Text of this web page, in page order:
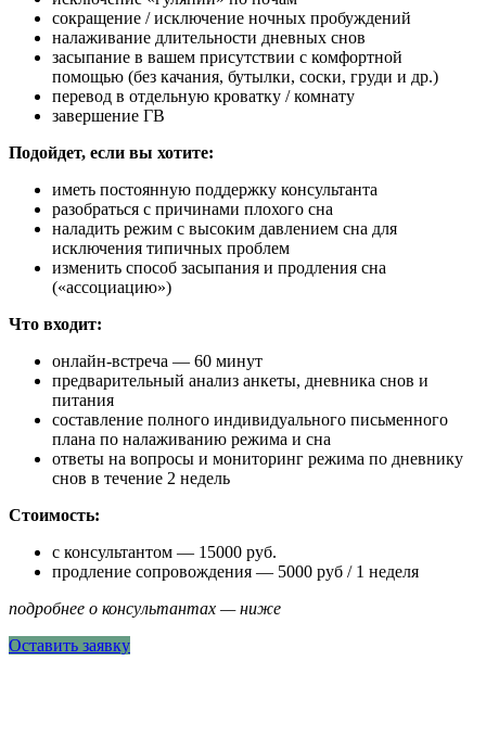
сокращение / исключение ночных пробуждений
налаживание длительности дневных снов
засыпание в вашем присутствии с комфортной
помощью (без качания, бутылки, соски, груди и др.)
перевод в отдельную кроватку / комнату
завершение ГВ
Подойдет, если вы хотите:
иметь постоянную поддержку консультанта
разобраться с причинами плохого сна
наладить режим с высоким давлением сна для
исключения типичных проблем
изменить способ засыпания и продления сна
(«ассоциацию»)
Что входит:
онлайн-встреча — 60 минут
предварительный анализ анкеты, дневника снов и
питания
составление полного индивидуального письменного
плана по налаживанию режима и сна
ответы на вопросы и мониторинг режима по дневнику
снов в течение 2 недель
Стоимость:
с консультантом — 15000 руб.
продление сопровождения — 5000 руб / 1 неделя
подробнее о консультантах — ниже
Оставить заявку